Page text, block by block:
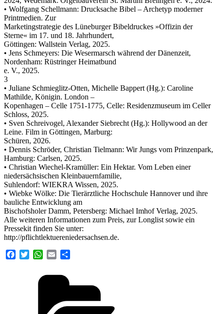
• Wolfgang Schellmann: Drucksache Bibel – Archetyp moderner
Printmedien. Zur
Marketingstrategie des Lüneburger Bibeldruckes »Offizin der
Sterne« im 17. und 18. Jahrhundert,
Göttingen: Wallstein Verlag, 2025.
• Jens Schmeyers: Die Wesermarsch während der Dänenzeit,
Nordenham: Rüstringer Heimatbund
e. V., 2025.
3
• Juliane Schmieglitz-Otten, Michelle Bappert (Hg.): Caroline
Mathilde, Königin. London –
Kopenhagen – Celle 1751-1775, Celle: Residenzmuseum im Celler
Schloss, 2025.
• Sven Schreivogel, Alexander Siebrecht (Hg.): Hollywood an der
Leine. Film in Göttingen, Marburg:
Schüren, 2026.
• Dennis Schröder, Christian Tielmann: Wir Jungs vom Prinzenpark,
Hamburg: Carlsen, 2025.
• Christian Wiechel-Kramüller: Ein Hektar. Vom Leben einer
niedersächsischen Kleinbauernfamilie,
Suhlendorf: WIEKRA Wissen, 2025.
• Wiebke Wölke: Die Tierärztliche Hochschule Hannover und ihre
bauliche Entwicklung am
Bischofsholer Damm, Petersberg: Michael Imhof Verlag, 2025.
Alle weiteren Informationen zum Preis, zur Longlist sowie ein
Pressekit finden Sie unter:
http://pflichtlektuereniedersachsen.de.
FacebookTwitterWhatsApp
Email